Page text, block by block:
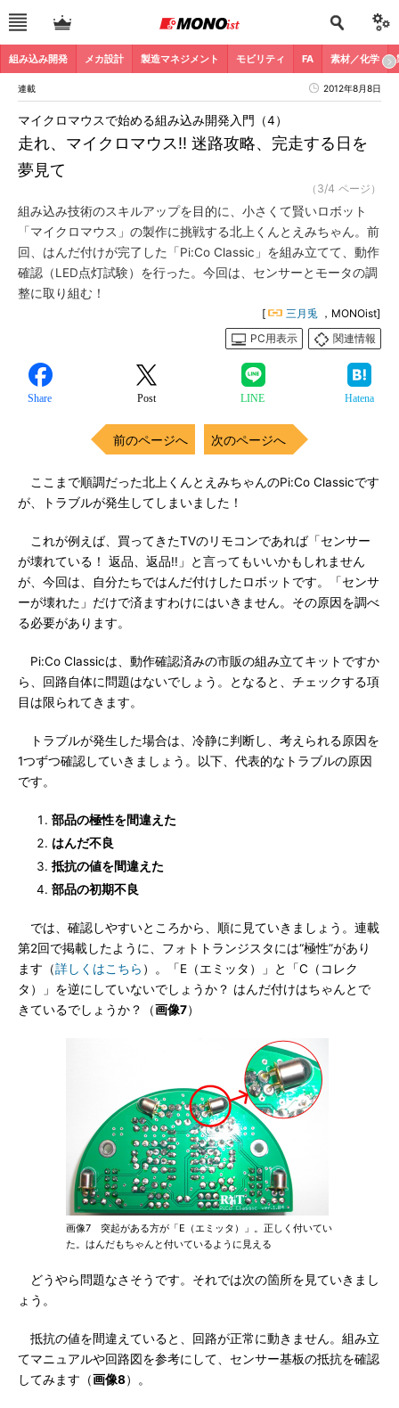
組み込み開発 メカ設計 製造マネジメント モビリティ FA 素材／化学
連載 2012年8月8日
走れ、マイクロマウス!! 迷路攻略、完走する日を
夢見て
マイクロマウスで始める組み込み開発入門（4）
（3/4 ページ）
組み込み技術のスキルアップを目的に、小さくて賢いロボット
「マイクロマウス」の製作に挑戦する北上くんとえみちゃん。前
回、はんだ付けが完了した「Pi:Co Classic」を組み立てて、動作
確認（LED点灯試験）を行った。今回は、センサーとモータの調
整に取り組む！
[ 三月兎 ，MONOist]
PC用表示
関連情報
Share Post LINE Hatena
前のページへ 次のページへ
ここまで順調だった北上くんとえみちゃんのPi:Co Classicです
が、トラブルが発生してしまいました！
これが例えば、買ってきたTVのリモコンであれば「センサー
が壊れている！ 返品、返品!!」と言ってもいいかもしれません
が、今回は、自分たちではんだ付けしたロボットです。「センサ
ーが壊れた」だけで済ますわけにはいきません。その原因を調べ
る必要があります。
Pi:Co Classicは、動作確認済みの市販の組み立てキットですか
ら、回路自体に問題はないでしょう。となると、チェックする項
目は限られてきます。
トラブルが発生した場合は、冷静に判断し、考えられる原因を
1つずつ確認していきましょう。以下、代表的なトラブルの原因
です。
部品の極性を間違えた
はんだ不良
抵抗の値を間違えた
部品の初期不良
では、確認しやすいところから、順に見ていきましょう。連載
第2回で掲載したように、フォトトランジスタには“極性”があり
ます（詳しくはこちら ）。「E（エミッタ）」と「C（コレク
タ）」を逆にしていないでしょうか？ はんだ付けはちゃんとで
きているでしょうか？（画像7）
画像7 突起がある方が「E（エミッタ）」。正しく付いてい
た。はんだもちゃんと付いているように見える
どうやら問題なさそうです。それでは次の箇所を見ていきまし
ょう。
抵抗の値を間違えていると、回路が正常に動きません。組み立
てマニュアルや回路図を参考にして、センサー基板の抵抗を確認
してみます（画像8）。